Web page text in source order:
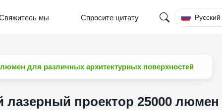
мы Спросите цитату Русский
для различных архитектурных поверхностей
проектор 25000 люмен